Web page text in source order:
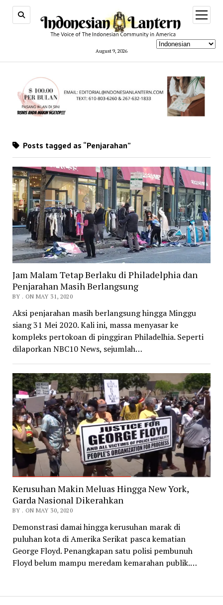
August 9, 2026
open
menu
Posts tagged as “Penjarahan”
Jam Malam Tetap Berlaku di Philadelphia dan
Penjarahan Masih Berlangsung
BY . ON MAY 31, 2020
Aksi penjarahan masih berlangsung hingga Minggu
siang 31 Mei 2020. Kali ini, massa menyasar ke
kompleks pertokoan di pinggiran Philadelhia. Seperti
dilaporkan NBC10 News, sejumlah…
Kerusuhan Makin Meluas Hingga New York,
Garda Nasional Dikerahkan
BY . ON MAY 30, 2020
Demonstrasi damai hingga kerusuhan marak di
puluhan kota di Amerika Serikat pasca kematian
George Floyd. Penangkapan satu polisi pembunuh
Floyd belum mampu meredam kemarahan publik.…